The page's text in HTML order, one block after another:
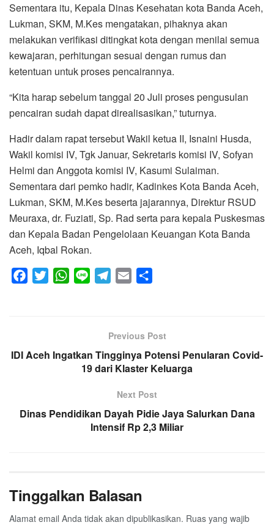
Sementara itu, Kepala Dinas Kesehatan kota Banda Aceh,
Lukman, SKM, M.Kes mengatakan, pihaknya akan
melakukan verifikasi ditingkat kota dengan menilai semua
kewajaran, perhitungan sesuai dengan rumus dan
ketentuan untuk proses pencairannya.
“Kita harap sebelum tanggal 20 Juli proses pengusulan
pencairan sudah dapat direalisasikan,” tuturnya.
Hadir dalam rapat tersebut Wakil ketua II, Isnaini Husda,
Wakil komisi IV, Tgk Januar, Sekretaris komisi IV, Sofyan
Helmi dan Anggota komisi IV, Kasumi Sulaiman.
Sementara dari pemko hadir, Kadinkes Kota Banda Aceh,
Lukman, SKM, M.Kes beserta jajarannya, Direktur RSUD
Meuraxa, dr. Fuziati, Sp. Rad serta para kepala Puskesmas
dan Kepala Badan Pengelolaan Keuangan Kota Banda
Aceh, Iqbal Rokan.
o
e
W
A
g
r
a
l
e
Previous Post
IDI Aceh Ingatkan Tingginya Potensi Penularan Covid-
19 dari Klaster Keluarga
Next Post
Dinas Pendidikan Dayah Pidie Jaya Salurkan Dana
Intensif Rp 2,3 Miliar
Tinggalkan Balasan
Alamat email Anda tidak akan dipublikasikan. Ruas yang wajib